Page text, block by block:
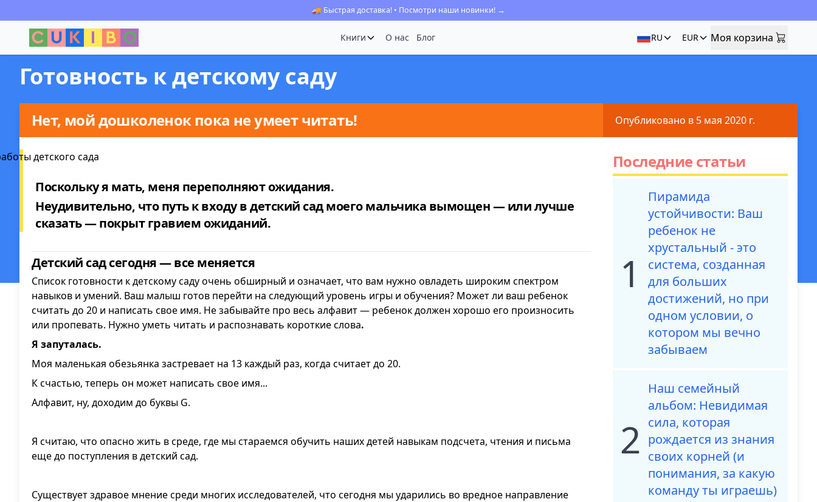
🚚 Быстрая доставка! • Посмотри наши новинки! →
Книги О нас Блог RU EUR Моя корзина
Моя корзина
Готовность к детскому саду
Нет, мой дошколенок пока не умеет читать! Опубликовано в 5 мая 2020 г.
Поскольку я мать, меня переполняют ожидания.
Неудивительно, что путь к входу в детский сад моего мальчика вымощен — или лучше
сказать — покрыт гравием ожиданий.
Детский сад сегодня — все меняется
Список готовности к детскому саду очень обширный и означает, что вам нужно овладеть широким спектром
навыков и умений. Ваш малыш готов перейти на следующий уровень игры и обучения? Может ли ваш ребенок
считать до 20 и написать свое имя. Не забывайте про весь алфавит — ребенок должен хорошо его произносить
или пропевать. Нужно уметь читать и распознавать короткие слова.
Я запуталась.
Моя маленькая обезьянка застревает на 13 каждый раз, когда считает до 20.
К счастью, теперь он может написать свое имя...
Алфавит, ну, доходим до буквы G.
Я считаю, что опасно жить в среде, где мы стараемся обучить наших детей навыкам подсчета, чтения и письма
еще до поступления в детский сад.
Существует здравое мнение среди многих исследователей, что сегодня мы ударились во вредное направление
Последние статьи
1
Пирамида
устойчивости: Ваш
ребенок не
хрустальный - это
система, созданная
для больших
достижений, но при
одном условии, о
котором мы вечно
забываем
2
Наш семейный
альбом: Невидимая
сила, которая
рождается из знания
своих корней (и
понимания, за какую
команду ты играешь)